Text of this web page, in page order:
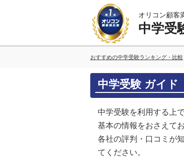
オリコン顧客
中学受
おすすめの中学受験ランキング・比較
中学受験 ガイド
中学受験を利用する上
基本の情報をおさえて
各社の評判・口コミが
てください。